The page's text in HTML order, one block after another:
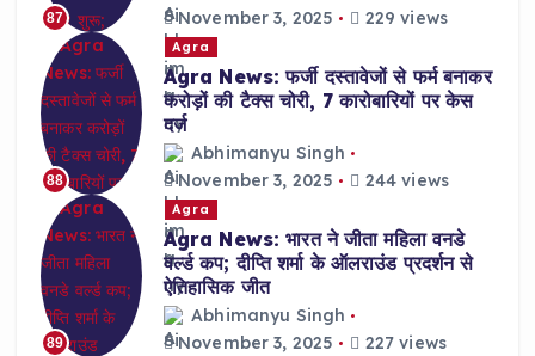
87
November 3, 2025
229 views
88
Agra
Agra News: फर्जी दस्तावेजों से फर्म बनाकर
करोड़ों की टैक्स चोरी, 7 कारोबारियों पर केस
दर्ज
Abhimanyu Singh
November 3, 2025
244 views
89
Agra
Agra News: भारत ने जीता महिला वनडे
वर्ल्ड कप; दीप्ति शर्मा के ऑलराउंड प्रदर्शन से
ऐतिहासिक जीत
Abhimanyu Singh
November 3, 2025
227 views